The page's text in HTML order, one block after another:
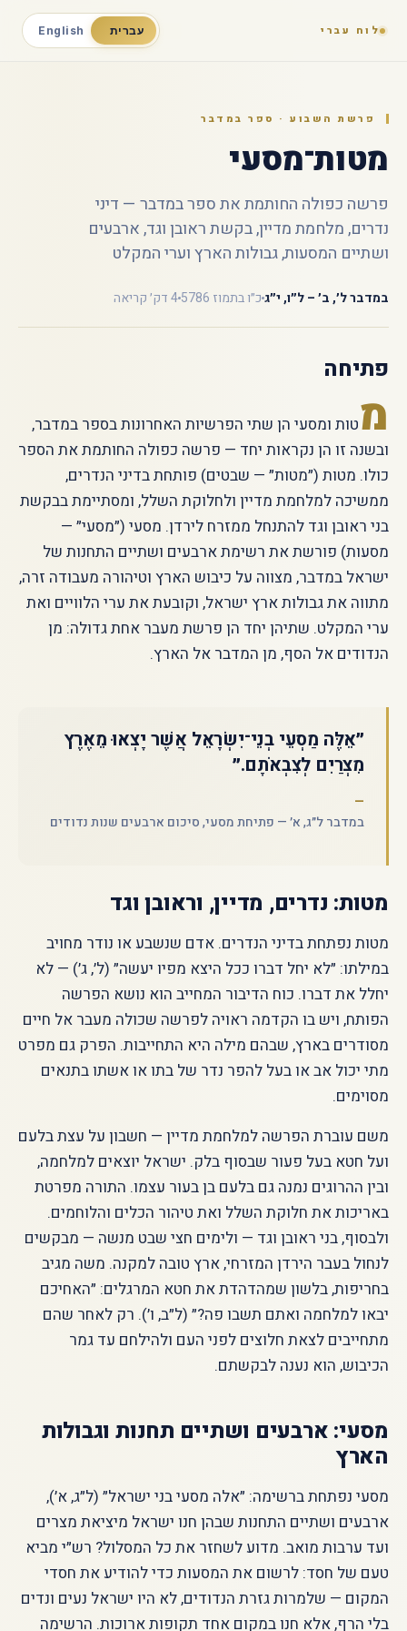
לוח עברי עברית English
פרשת השבוע · ספר במדבר
מטות־מסעי
פרשה כפולה החותמת את ספר במדבר — דיני
נדרים, מלחמת מדיין, בקשת ראובן וגד, ארבעים
ושתיים המסעות, גבולות הארץ וערי המקלט
במדבר ל׳, ב׳ – ל״ו, י״גכ״ו בתמוז 5786 4 דק׳ קריאה
פתיחה
מטות ומסעי הן שתי הפרשיות האחרונות בספר במדבר,
ובשנה זו הן נקראות יחד — פרשה כפולה החותמת את הספר
כולו. מטות (״מטות״ — שבטים) פותחת בדיני הנדרים,
ממשיכה למלחמת מדיין ולחלוקת השלל, ומסתיימת בבקשת
בני ראובן וגד להתנחל ממזרח לירדן. מסעי (״מסעי״ —
מסעות) פורשת את רשימת ארבעים ושתיים התחנות של
ישראל במדבר, מצווה על כיבוש הארץ וטיהורה מעבודה זרה,
מתווה את גבולות ארץ ישראל, וקובעת את ערי הלוויים ואת
ערי המקלט. שתיהן יחד הן פרשת מעבר אחת גדולה: מן
הנדודים אל הסף, מן המדבר אל הארץ.
״אֵלֶּה מַסְעֵי בְנֵי־יִשְׂרָאֵל אֲשֶׁר יָצְאוּ מֵאֶרֶץ
מִצְרַיִם לְצִבְאֹתָם.״
במדבר ל״ג, א׳ — פתיחת מסעי, סיכום ארבעים שנות נדודים
מטות: נדרים, מדיין, וראובן וגד
מטות נפתחת בדיני הנדרים. אדם שנשבע או נודר מחויב
במילתו: ״לא יחל דברו ככל היצא מפיו יעשה״ (ל׳, ג׳) — לא
יחלל את דברו. כוח הדיבור המחייב הוא נושא הפרשה
הפותח, ויש בו הקדמה ראויה לפרשה שכולה מעבר אל חיים
מסודרים בארץ, שבהם מילה היא התחייבות. הפרק גם מפרט
מתי יכול אב או בעל להפר נדר של בתו או אשתו בתנאים
מסוימים.
משם עוברת הפרשה למלחמת מדיין — חשבון על עצת בלעם
ועל חטא בעל פעור שבסוף בלק. ישראל יוצאים למלחמה,
ובין ההרוגים נמנה גם בלעם בן בעור עצמו. התורה מפרטת
באריכות את חלוקת השלל ואת טיהור הכלים והלוחמים.
ולבסוף, בני ראובן וגד — ולימים חצי שבט מנשה — מבקשים
לנחול בעבר הירדן המזרחי, ארץ טובה למקנה. משה מגיב
בחריפות, בלשון שמהדהדת את חטא המרגלים: ״האחיכם
יבאו למלחמה ואתם תשבו פה?״ (ל״ב, ו׳). רק לאחר שהם
מתחייבים לצאת חלוצים לפני העם ולהילחם עד גמר
הכיבוש, הוא נענה לבקשתם.
מסעי: ארבעים ושתיים תחנות וגבולות
הארץ
מסעי נפתחת ברשימה: ״אלה מסעי בני ישראל״ (ל״ג, א׳),
ארבעים ושתיים התחנות שבהן חנו ישראל מיציאת מצרים
ועד ערבות מואב. מדוע לשחזר את כל המסלול? רש״י מביא
טעם של חסד: לרשום את המסעות כדי להודיע את חסדי
המקום — שלמרות גזרת הנדודים, לא היו ישראל נעים ונדים
בלי הרף, אלא חנו במקום אחד תקופות ארוכות. הרשימה